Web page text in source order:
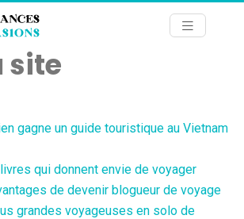
site
gagne un guide touristique au Vietnam
qui donnent envie de voyager
de devenir blogueur de voyage
grandes voyageuses en solo de